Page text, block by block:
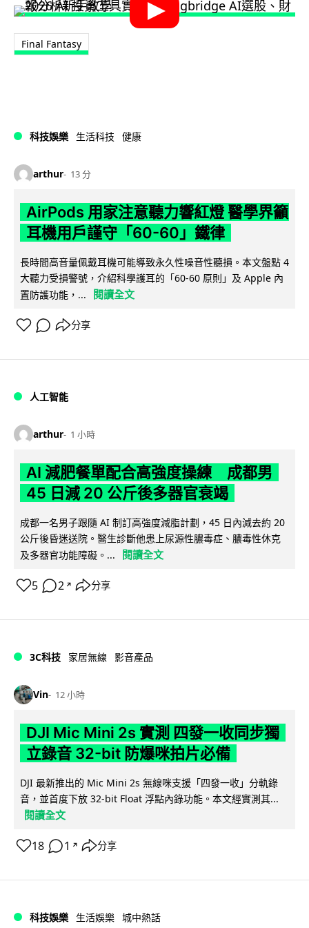
Final Fantasy
科技娛樂 生活科技 健康
arthur 13 分
AirPods 用家注意聽力響紅燈 醫學界籲
耳機用戶謹守「60-60」鐵律
長時間高音量佩戴耳機可能導致永久性噪音性聽損。本文盤點 4
大聽力受損警號，介紹科學護耳的「60-60 原則」及 Apple 內
置防護功能，...
閱讀全文
分享
人工智能
arthur 1 小時
AI 減肥餐單配合高強度操練 成都男
45 日減 20 公斤後多器官衰竭
成都一名男子跟隨 AI 制訂高強度減脂計劃，45 日內減去約 20
公斤後昏迷送院。醫生診斷他患上尿源性膿毒症、膿毒性休克
及多器官功能障礙。...
閱讀全文
5 2 ↗ 分享
3C科技 家居無線 影音產品
Vin 12 小時
DJI Mic Mini 2s 實測 四發一收同步獨
立錄音 32-bit 防爆咪拍片必備
DJI 最新推出的 Mic Mini 2s 無線咪支援「四發一收」分軌錄
音，並首度下放 32-bit Float 浮點內錄功能。本文經實測其...
閱讀全文
18 1 ↗ 分享
科技娛樂 生活娛樂 城中熱話